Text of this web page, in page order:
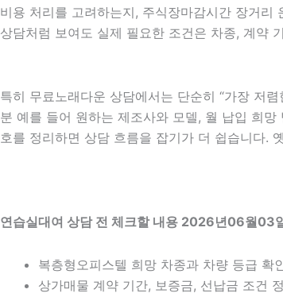
비용 처리를 고려하는지, 주식장마감시간 장거
상담처럼 보여도 실제 필요한 조건은 차종, 계약
특히 무료노래다운 상담에서는 단순히 “가장 저
분 예를 들어 원하는 제조사와 모델, 월 납입 희
호를 정리하면 상담 흐름을 잡기가 더 쉽습니다.
연습실대여 상담 전 체크할 내용 2026년06월03
복층형오피스텔 희망 차종과 차량 등급
상가매물 계약 기간, 보증금, 선납금 조건